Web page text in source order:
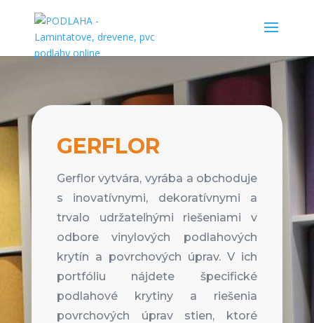
GERFLOR
Gerflor vytvára, vyrába a obchoduje
s inovatívnymi, dekoratívnymi a
trvalo udržateľnými riešeniami v
odbore vinylových podlahových
krytín a povrchových úprav. V ich
portfóliu nájdete špecifické
podlahové krytiny a riešenia
povrchových úprav stien, ktoré